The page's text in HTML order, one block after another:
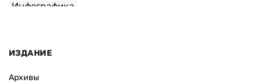
Инфографика
ИЗДАНИЕ
Архивы